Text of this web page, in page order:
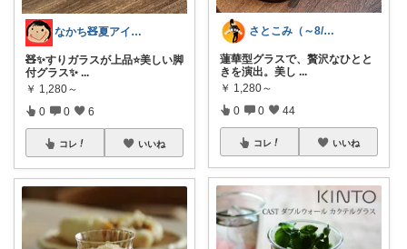
なかち🧸夏アイテム＆便利グッズ✨
🧸✨すりガラスが上品⭐️美しい脚
付グラス✨ ...
￥ 1,280～
0 0 6
コレ いいね
さとこみ（～8/4 感謝🙏）
蓮華型グラスで、贅沢なひとと
きを演出。美し ...
￥ 1,280～
0 0 44
コレ いいね